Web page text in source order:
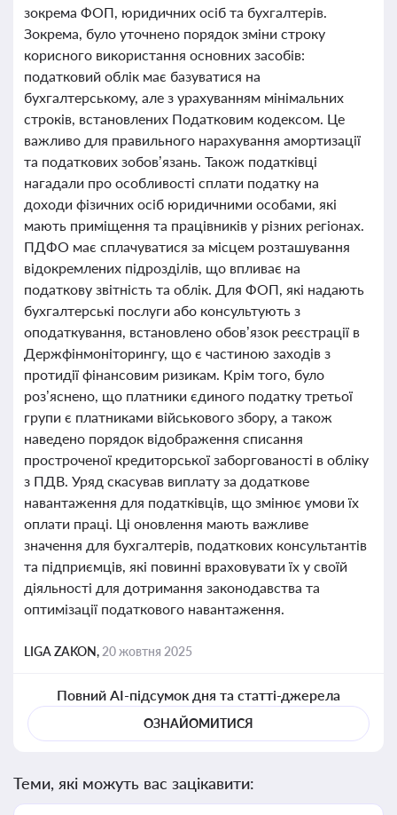
зокрема ФОП, юридичних осіб та бухгалтерів.
Зокрема, було уточнено порядок зміни строку
корисного використання основних засобів:
податковий облік має базуватися на
бухгалтерському, але з урахуванням мінімальних
строків, встановлених Податковим кодексом. Це
важливо для правильного нарахування амортизації
та податкових зобов’язань. Також податківці
нагадали про особливості сплати податку на
доходи фізичних осіб юридичними особами, які
мають приміщення та працівників у різних регіонах.
ПДФО має сплачуватися за місцем розташування
відокремлених підрозділів, що впливає на
податкову звітність та облік. Для ФОП, які надають
бухгалтерські послуги або консультують з
оподаткування, встановлено обов’язок реєстрації в
Держфінмоніторингу, що є частиною заходів з
протидії фінансовим ризикам. Крім того, було
роз’яснено, що платники єдиного податку третьої
групи є платниками військового збору, а також
наведено порядок відображення списання
простроченої кредиторської заборгованості в обліку
з ПДВ. Уряд скасував виплату за додаткове
навантаження для податківців, що змінює умови їх
оплати праці. Ці оновлення мають важливе
значення для бухгалтерів, податкових консультантів
та підприємців, які повинні враховувати їх у своїй
діяльності для дотримання законодавства та
оптимізації податкового навантаження.
LIGA ZAKON, 20 жовтня 2025
Повний AI-підсумок дня та статті-джерела
ОЗНАЙОМИТИСЯ
Теми, які можуть вас зацікавити: